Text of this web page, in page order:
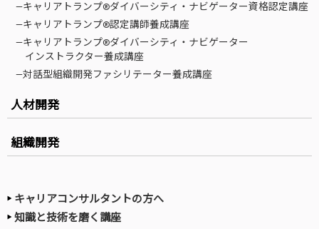
—キャリアトランプ®ダイバーシティ・ナビゲーター資格認定講座
—キャリアトランプ®認定講師養成講座
—キャリアトランプ®ダイバーシティ・ナビゲーター
インストラクター養成講座
—対話型組織開発ファシリテーター養成講座
人材開発
組織開発
キャリアコンサルタントの方へ
知識と技術を磨く講座